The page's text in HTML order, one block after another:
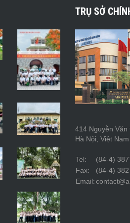
TRỤ SỞ
414 Nguyễn
Hà Nội, Việt Nam
Tel:
(84-4)
Fax:
(84-4)
Email: